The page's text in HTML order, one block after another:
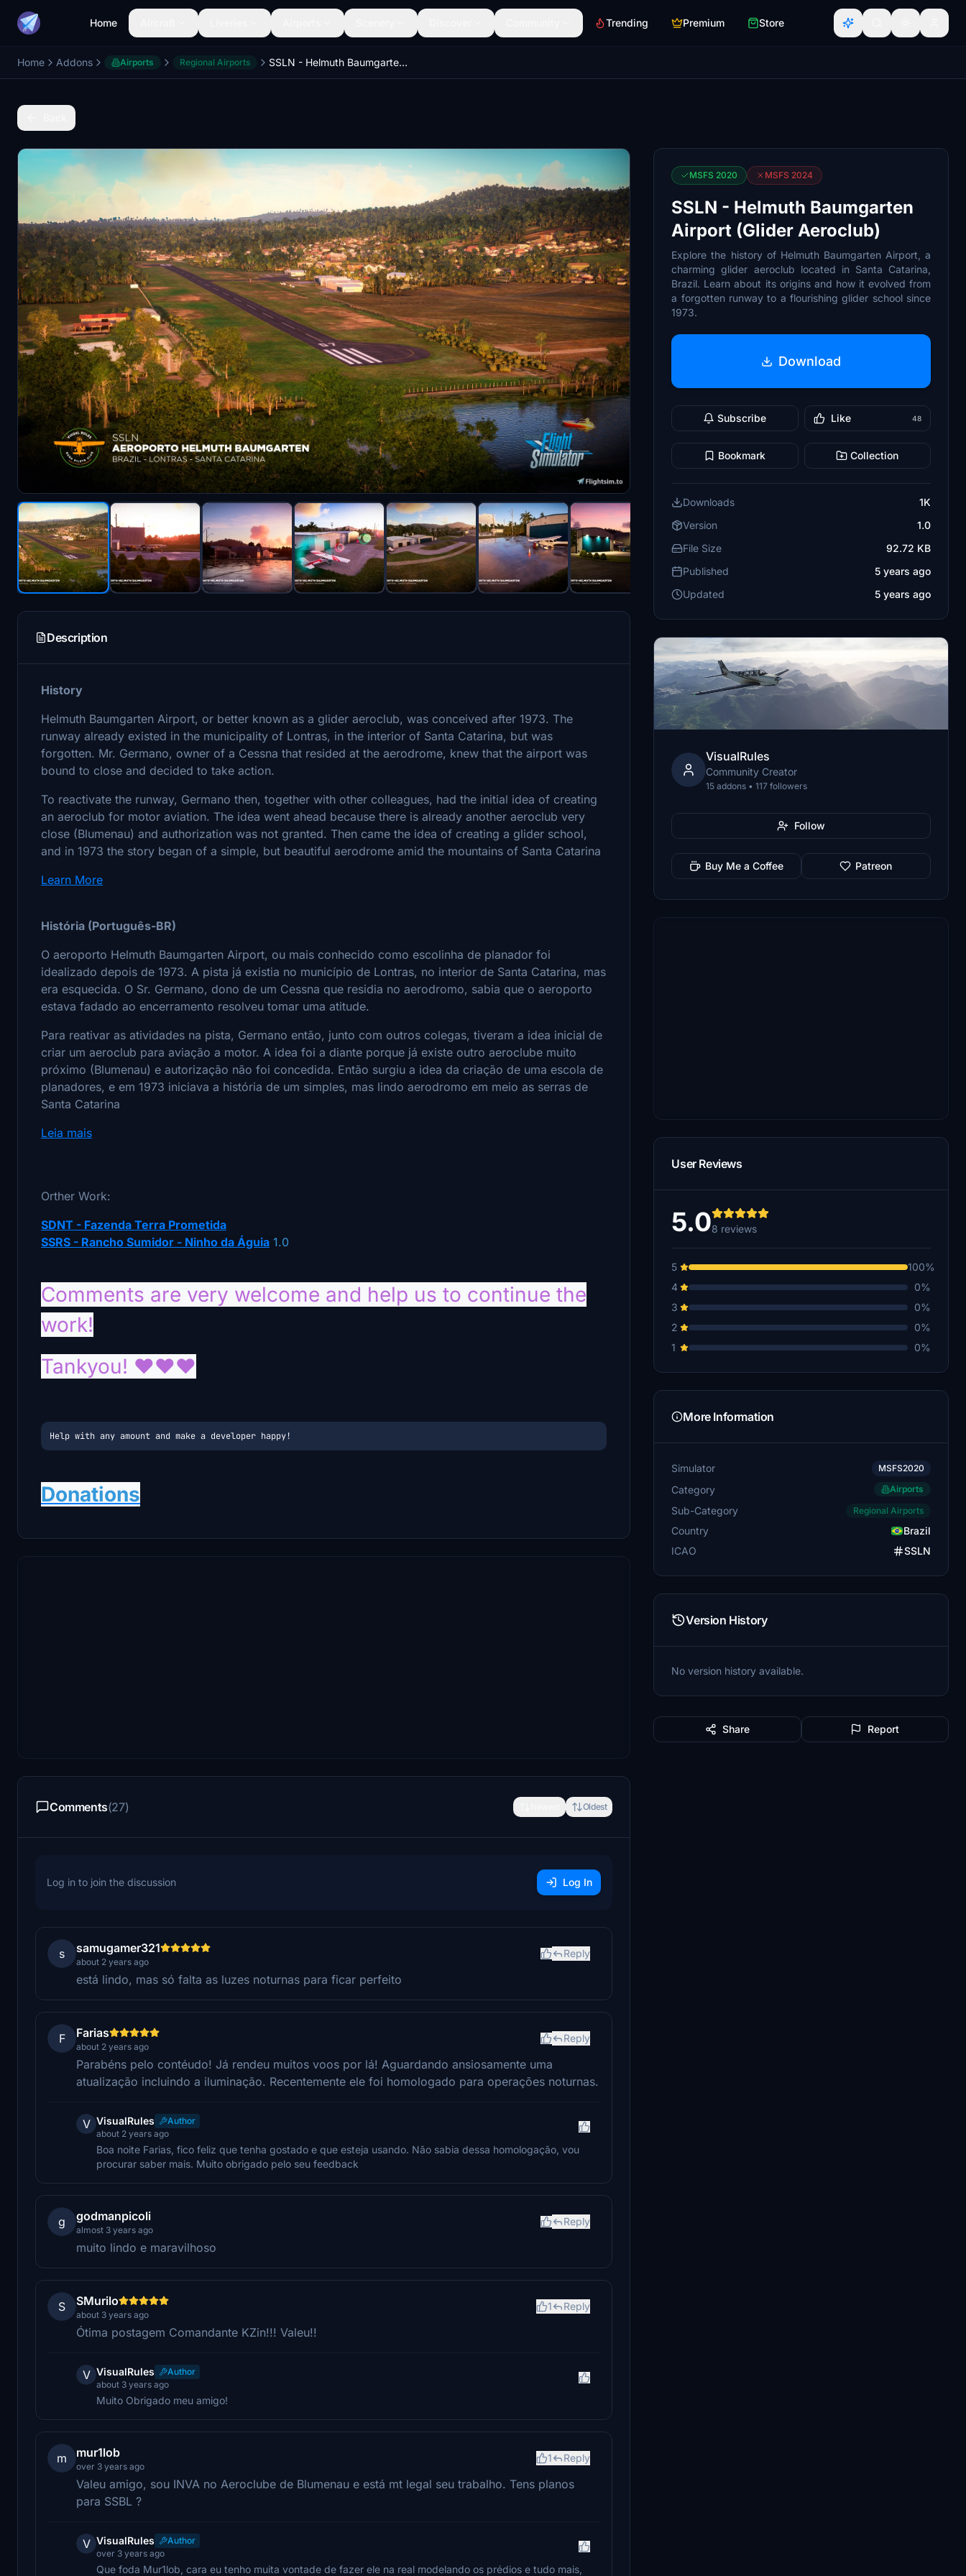
Home Trending Premium Store
Home Addons Airports Regional Airports SSLN - Helmuth Baumgarten Airport (Glider Aeroclub)
Description
History
Helmuth Baumgarten Airport, or better known as a glider aeroclub, was conceived after 1973. The
runway already existed in the municipality of Lontras, in the interior of Santa Catarina, but was
forgotten. Mr. Germano, owner of a Cessna that resided at the aerodrome, knew that the airport was
bound to close and decided to take action.
To reactivate the runway, Germano then, together with other colleagues, had the initial idea of ​​creating
an aeroclub for motor aviation. The idea went ahead because there is already another aeroclub very
close (Blumenau) and authorization was not granted. Then came the idea of ​​creating a glider school,
and in 1973 the story began of a simple, but beautiful aerodrome amid the mountains of Santa Catarina
Learn More
História (Português-BR)
O aeroporto Helmuth Baumgarten Airport, ou mais conhecido como escolinha de planador foi
idealizado depois de 1973. A pista já existia no município de Lontras, no interior de Santa Catarina, mas
era esquecida. O Sr. Germano, dono de um Cessna que residia no aerodromo, sabia que o aeroporto
estava fadado ao encerramento resolveu tomar uma atitude.
Para reativar as atividades na pista, Germano então, junto com outros colegas, tiveram a idea inicial de
criar um aeroclub para aviação a motor. A idea foi a diante porque já existe outro aeroclube muito
próximo (Blumenau) e autorização não foi concedida. Então surgiu a idea da criação de uma escola de
planadores, e em 1973 iniciava a história de um simples, mas lindo aerodromo em meio as serras de
Santa Catarina
Leia mais
Orther Work:
SDNT - Fazenda Terra Prometida
SSRS - Rancho Sumidor - Ninho da Águia 1.0
Comments are very welcome and help us to continue the
work!
Tankyou! ❤️❤️❤️
Help with any amount and make a developer happy!
Donations
Comments(27) Oldest
Log in to join the discussion Log In
s samugamer321
about 2 years ago
Reply
está lindo, mas só falta as luzes noturnas para ficar perfeito
F Farias
about 2 years ago
Reply
Parabéns pelo contéudo! Já rendeu muitos voos por lá! Aguardando ansiosamente uma
atualização incluindo a iluminação. Recentemente ele foi homologado para operações noturnas.
V VisualRules
Author
about 2 years ago
Boa noite Farias, fico feliz que tenha gostado e que esteja usando. Não sabia dessa homologação, vou
procurar saber mais. Muito obrigado pelo seu feedback
g godmanpicoli
almost 3 years ago
Reply
muito lindo e maravilhoso
S SMurilo
about 3 years ago
1 Reply
Ótima postagem Comandante KZin!!! Valeu!!
V VisualRules
Author
about 3 years ago
Muito Obrigado meu amigo!
m mur1lob
over 3 years ago
1 Reply
Valeu amigo, sou INVA no Aeroclube de Blumenau e está mt legal seu trabalho. Tens planos
para SSBL ?
V VisualRules
Author
over 3 years ago
Que foda Mur1lob, cara eu tenho muita vontade de fazer ele na real modelando os prédios e tudo mais,
MSFS 2020 MSFS 2024
SSLN - Helmuth Baumgarten
Airport (Glider Aeroclub)
Explore the history of Helmuth Baumgarten Airport, a
charming glider aeroclub located in Santa Catarina,
Brazil. Learn about its origins and how it evolved from
a forgotten runway to a flourishing glider school since
1973.
Download
Subscribe Like 48
Bookmark Collection
Downloads
1K
Version
1.0
File Size
92.72 KB
Published
5 years ago
Updated
5 years ago
VisualRules
Community Creator
15 addons • 117 followers
Follow
Buy Me a Coffee Patreon
User Reviews
5.08 reviews
5
100%
4
0%
3
0%
2
0%
1
0%
More Information
Simulator MSFS2020
Category Airports
Sub-Category Regional Airports
Country
Brazil
ICAO
SSLN
Version History
No version history available.
Share Report